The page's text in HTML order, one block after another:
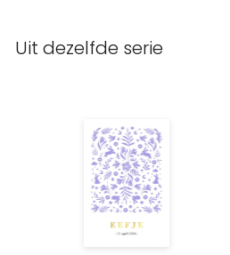
Uit dezelfde serie